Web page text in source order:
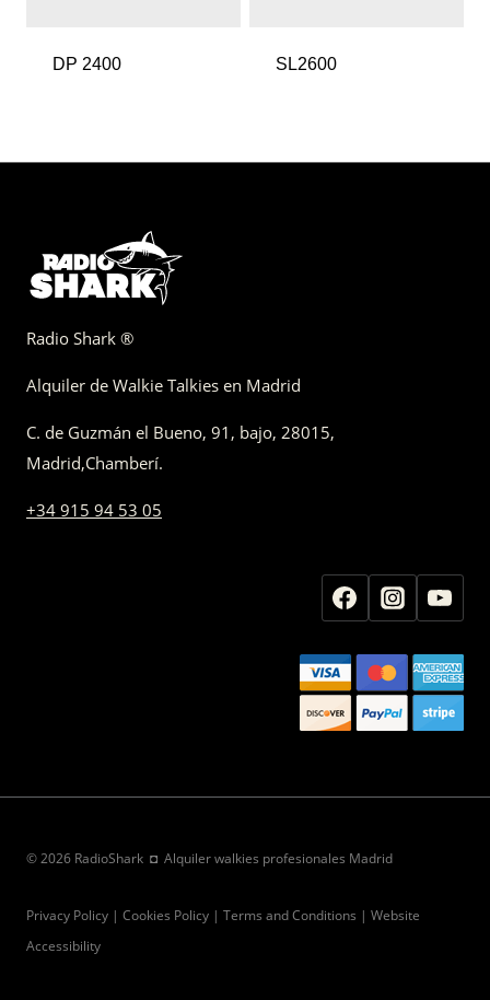
DP 2400 SL2600
Radio Shark ®
Alquiler de Walkie Talkies en Madrid
C. de Guzmán el Bueno, 91, bajo, 28015,
Madrid,Chamberí.
+34 915 94 53 05
© 2026 RadioShark ◘ Alquiler walkies profesionales Madrid
Privacy Policy | Cookies Policy | Terms and Conditions | Website
Accessibility